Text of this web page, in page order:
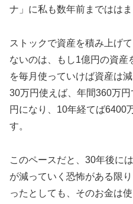
ナ」に私も数年前までははま
ストックで資産を積み上げ
ないのは、もし1億円の資産
を毎月使っていけば資産は
30万円使えば、年間360万
円になり、10年経てば6400
す。
このペースだと、30年後に
が減っていく恐怖がある限
ったとしても、そのお金は